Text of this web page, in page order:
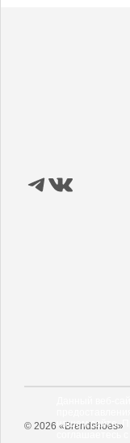
© 2026 «Brendshoes»
нашем сайте.